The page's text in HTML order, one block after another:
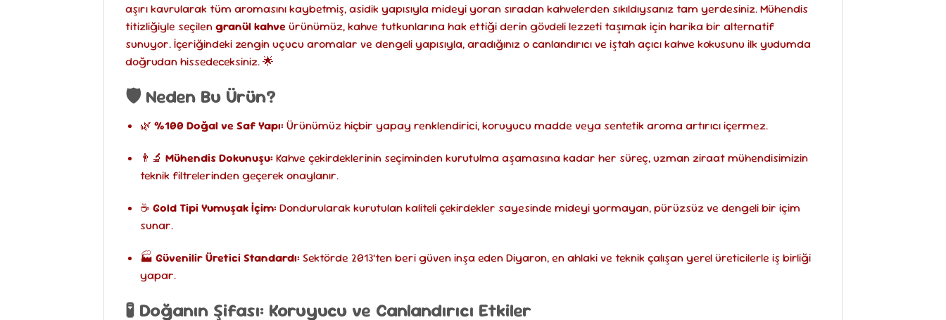
aşırı kavrularak tüm aromasını kaybetmiş, asidik yapısıyla mideyi yoran sıradan kahvelerden sıkıldıysanız tam yerdesiniz. Mühendis
titizliğiyle seçilengranül kahve ürünümüz, kahve tutkunlarına hak ettiği derin gövdeli lezzeti taşımak için harika bir alternatif
sunuyor. İçeriğindeki zengin uçucu aromalar ve dengeli yapısıyla, aradığınız o canlandırıcı ve iştah açıcı kahve kokusunu ilk yudumda
doğrudan hissedeceksiniz. 🌟
🛡️ Neden Bu Ürün?
🌿 %100 Doğal ve Saf Yapı:Ürünümüz hiçbir yapay renklendirici, koruyucu madde veya sentetik aroma artırıcı içermez.
👨‍🔬 Mühendis Dokunuşu:Kahve çekirdeklerinin seçiminden kurutulma aşamasına kadar her süreç, uzman ziraat mühendisimizin
teknik filtrelerinden geçerek onaylanır.
☕ Gold Tipi Yumuşak İçim:Dondurularak kurutulan kaliteli çekirdekler sayesinde mideyi yormayan, pürüzsüz ve dengeli bir içim
sunar.
🏭 Güvenilir Üretici Standardı:Sektörde 2013’ten beri güven inşa eden Diyaron, en ahlaki ve teknik çalışan yerel üreticilerle iş birliği
yapar.
🧪 Doğanın Şifası: Koruyucu ve Canlandırıcı Etkiler